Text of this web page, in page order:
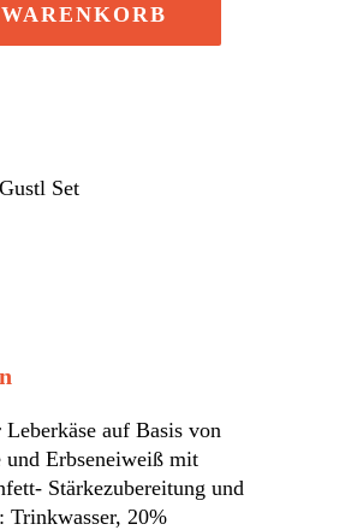
Leberkäse auf Basis von
und Erbseneiweiß mit
Stärkezubereitung und
Trinkwasser, 20%